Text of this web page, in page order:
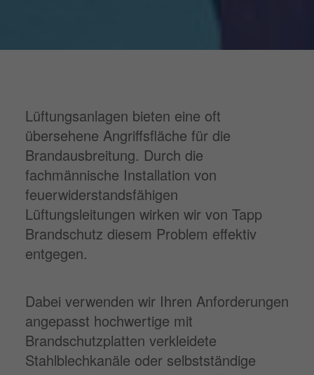
Lüftungsanlagen bieten eine oft
übersehene Angriffsfläche für die
Brandausbreitung. Durch die
fachmännische Installation von
feuerwiderstandsfähigen
Lüftungsleitungen wirken wir von Tapp
Brandschutz diesem Problem effektiv
entgegen.
Dabei verwenden wir Ihren Anforderungen
angepasst hochwertige mit
Brandschutzplatten verkleidete
Stahlblechkanäle oder selbstständige